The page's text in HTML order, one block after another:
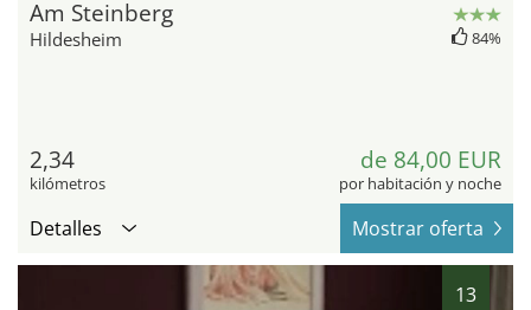
Am Steinberg
Hildesheim 84%
2,34
kilómetros
de 84,00 EUR
por habitación y noche
Detalles Mostrar oferta
13